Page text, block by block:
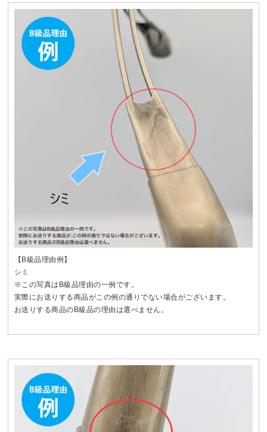
【B級品理由例】
シミ
※この写真はB級品理由の一例です。
実際にお送りする商品がこの例の通りでない場合がございます。
お送りする商品のB級品の理由は選べません。